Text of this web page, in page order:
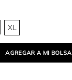
XL
AGREGAR A MI BOLSA